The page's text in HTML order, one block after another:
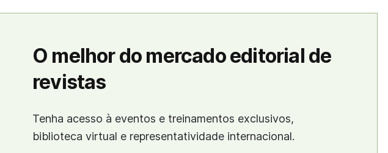
O melhor do mercado editorial de
revistas
Tenha acesso à eventos e treinamentos exclusivos,
biblioteca virtual e representatividade internacional.